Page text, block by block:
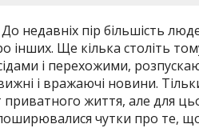
недавніх пір більшість
інших. Ще кілька століть
і перехожими,
і вражаючі новини.
життя, але для
поширювалися чутки про те,